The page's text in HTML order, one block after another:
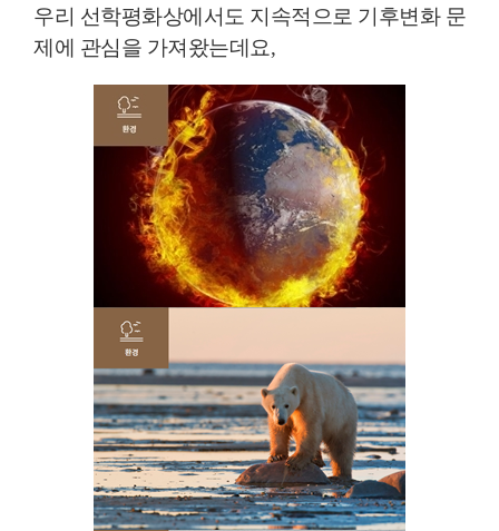
우리 선학평화상에서도 지속적으로 기후변화 문
제에 관심을 가져왔는데요,